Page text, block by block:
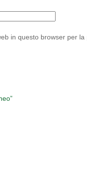
in questo browser per